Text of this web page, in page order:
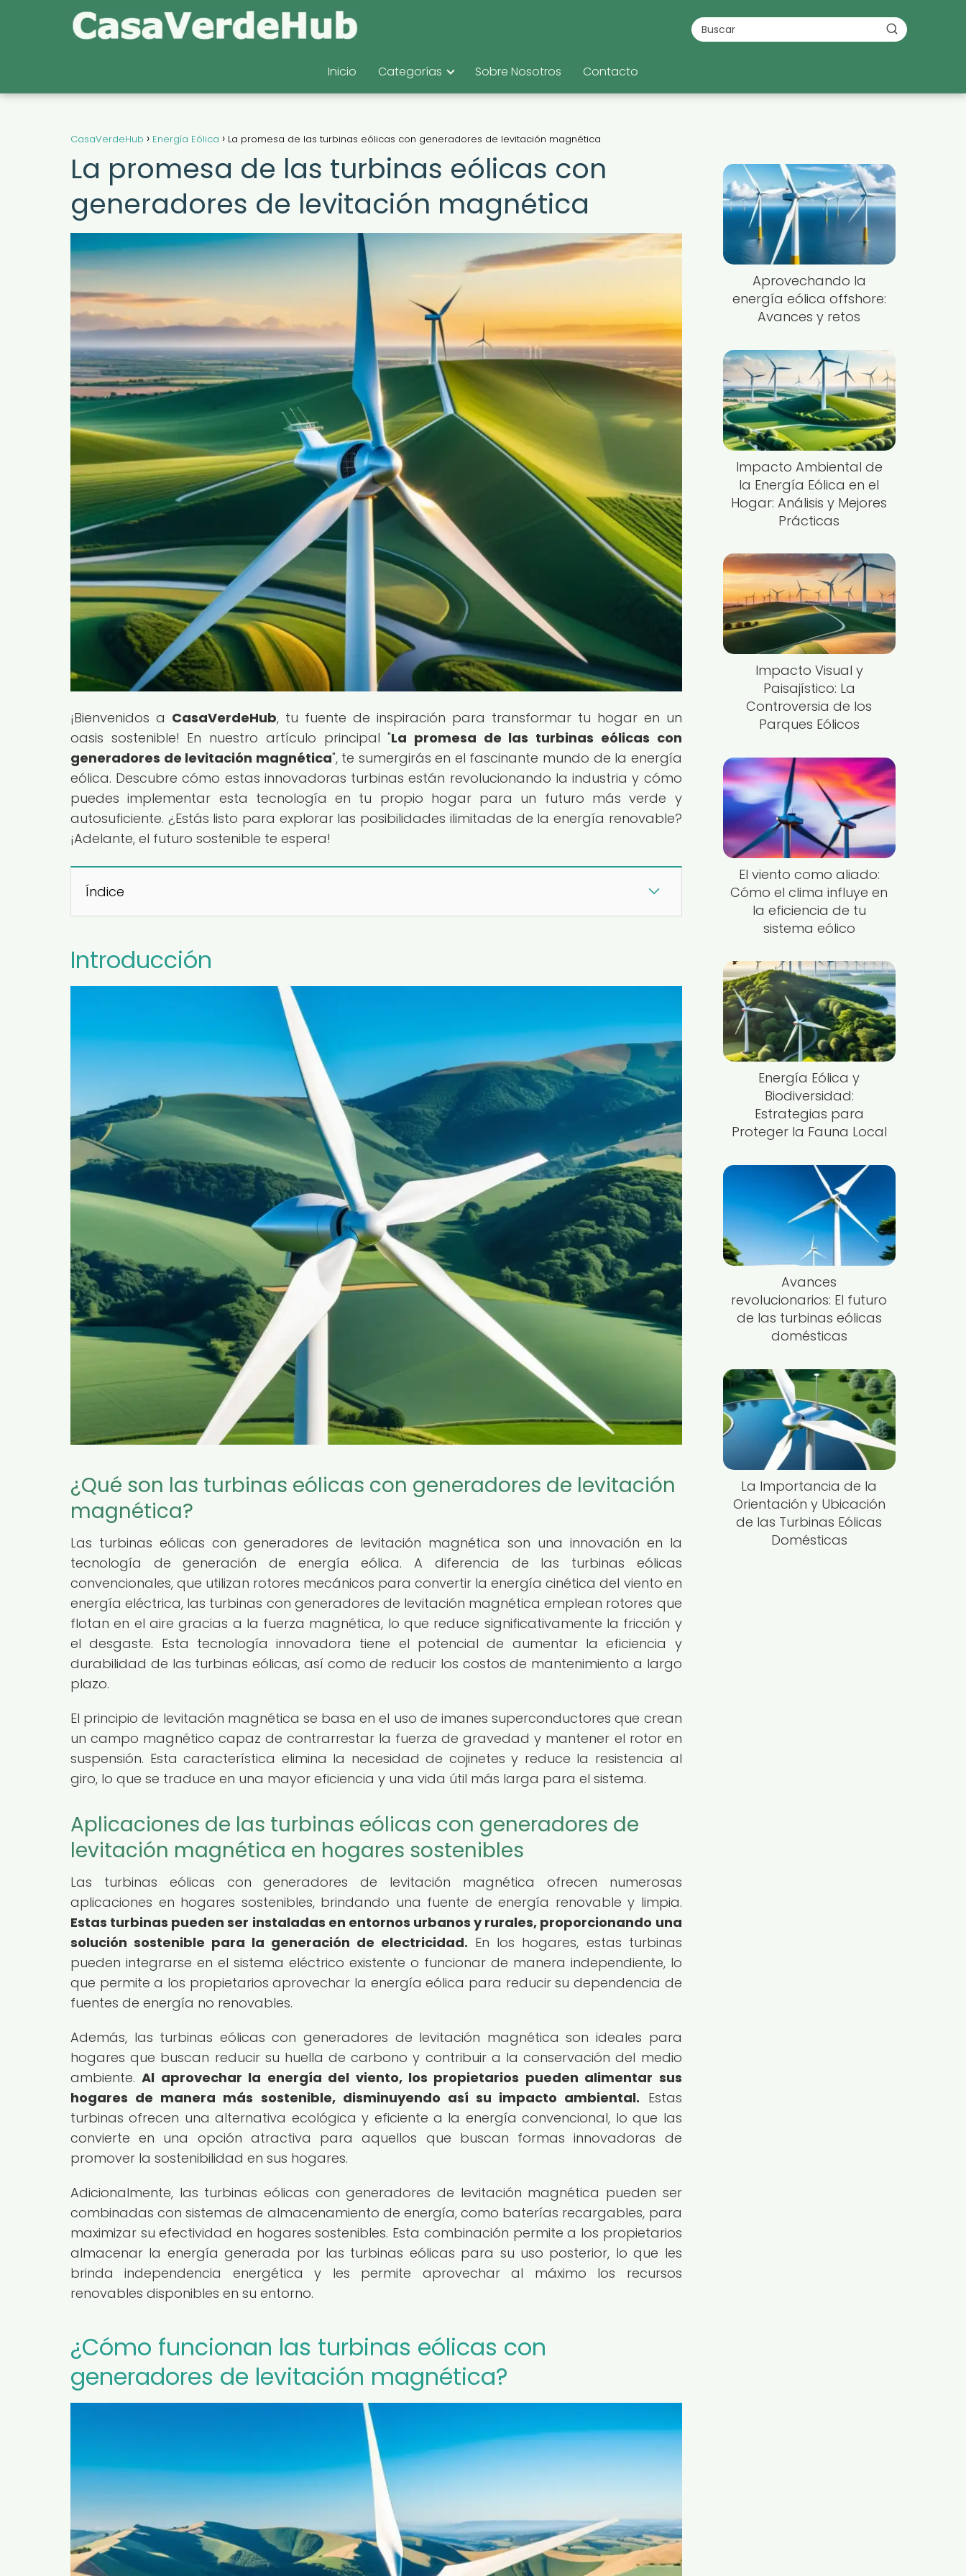
Inicio Categorías Sobre Nosotros Contacto
CasaVerdeHub Energía Eólica La promesa de las turbinas eólicas con generadores de levitación magnética
La promesa de las turbinas eólicas con
generadores de levitación magnética
¡Bienvenidos a CasaVerdeHub, tu fuente de inspiración para transformar tu hogar en un
oasis sostenible! En nuestro artículo principal "La promesa de las turbinas eólicas con
generadores de levitación magnética", te sumergirás en el fascinante mundo de la energía
eólica. Descubre cómo estas innovadoras turbinas están revolucionando la industria y cómo
puedes implementar esta tecnología en tu propio hogar para un futuro más verde y
autosuficiente. ¿Estás listo para explorar las posibilidades ilimitadas de la energía renovable?
¡Adelante, el futuro sostenible te espera!
Índice
Introducción
¿Qué son las turbinas eólicas con generadores de levitación
magnética?
Las turbinas eólicas con generadores de levitación magnética son una innovación en la
tecnología de generación de energía eólica. A diferencia de las turbinas eólicas
convencionales, que utilizan rotores mecánicos para convertir la energía cinética del viento en
energía eléctrica, las turbinas con generadores de levitación magnética emplean rotores que
flotan en el aire gracias a la fuerza magnética, lo que reduce significativamente la fricción y
el desgaste. Esta tecnología innovadora tiene el potencial de aumentar la eficiencia y
durabilidad de las turbinas eólicas, así como de reducir los costos de mantenimiento a largo
plazo.
El principio de levitación magnética se basa en el uso de imanes superconductores que crean
un campo magnético capaz de contrarrestar la fuerza de gravedad y mantener el rotor en
suspensión. Esta característica elimina la necesidad de cojinetes y reduce la resistencia al
giro, lo que se traduce en una mayor eficiencia y una vida útil más larga para el sistema.
Aplicaciones de las turbinas eólicas con generadores de
levitación magnética en hogares sostenibles
Las turbinas eólicas con generadores de levitación magnética ofrecen numerosas
aplicaciones en hogares sostenibles, brindando una fuente de energía renovable y limpia.
Estas turbinas pueden ser instaladas en entornos urbanos y rurales, proporcionando una
solución sostenible para la generación de electricidad. En los hogares, estas turbinas
pueden integrarse en el sistema eléctrico existente o funcionar de manera independiente, lo
que permite a los propietarios aprovechar la energía eólica para reducir su dependencia de
fuentes de energía no renovables.
Además, las turbinas eólicas con generadores de levitación magnética son ideales para
hogares que buscan reducir su huella de carbono y contribuir a la conservación del medio
ambiente.Al aprovechar la energía del viento, los propietarios pueden alimentar sus
hogares de manera más sostenible, disminuyendo así su impacto ambiental. Estas
turbinas ofrecen una alternativa ecológica y eficiente a la energía convencional, lo que las
convierte en una opción atractiva para aquellos que buscan formas innovadoras de
promover la sostenibilidad en sus hogares.
Adicionalmente, las turbinas eólicas con generadores de levitación magnética pueden ser
combinadas con sistemas de almacenamiento de energía, como baterías recargables, para
maximizar su efectividad en hogares sostenibles. Esta combinación permite a los propietarios
almacenar la energía generada por las turbinas eólicas para su uso posterior, lo que les
brinda independencia energética y les permite aprovechar al máximo los recursos
renovables disponibles en su entorno.
¿Cómo funcionan las turbinas eólicas con
generadores de levitación magnética?
Aprovechando la
energía eólica offshore:
Avances y retos
Impacto Ambiental de
la Energía Eólica en el
Hogar: Análisis y Mejores
Prácticas
Impacto Visual y
Paisajístico: La
Controversia de los
Parques Eólicos
El viento como aliado:
Cómo el clima influye en
la eficiencia de tu
sistema eólico
Energía Eólica y
Biodiversidad:
Estrategias para
Proteger la Fauna Local
Avances
revolucionarios: El futuro
de las turbinas eólicas
domésticas
La Importancia de la
Orientación y Ubicación
de las Turbinas Eólicas
Domésticas